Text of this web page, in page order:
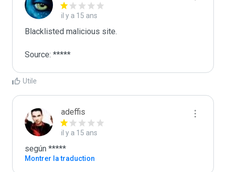
il y a 15 ans
Blacklisted malicious site.
Source: *****
Utile
adeffis
il y a 15 ans
según *****
Montrer la traduction